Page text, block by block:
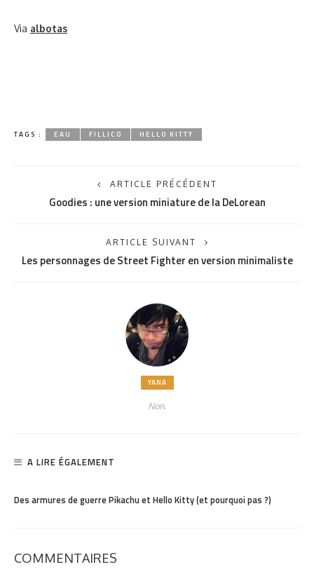
Via albotas
TAGS : EAU FILLICO HELLO KITTY
ARTICLE PRÉCÉDENT
Goodies : une version miniature de la DeLorean
ARTICLE SUIVANT
Les personnages de Street Fighter en version minimaliste
YANA
Non.
A LIRE ÉGALEMENT
Des armures de guerre Pikachu et Hello Kitty (et pourquoi pas ?)
COMMENTAIRES